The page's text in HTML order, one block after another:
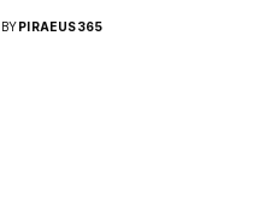
BYPIRAEUS365